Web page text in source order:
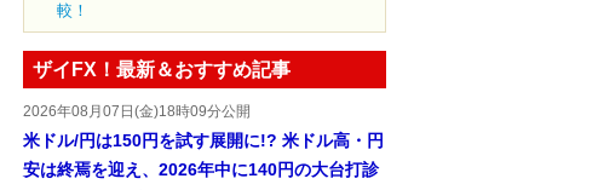
較！
ザイFX！最新＆おすすめ記事
2026年08月07日(金)18時09分公開
米ドル/円は150円を試す展開に!? 米ドル高・円
安は終焉を迎え、2026年中に140円の大台打診